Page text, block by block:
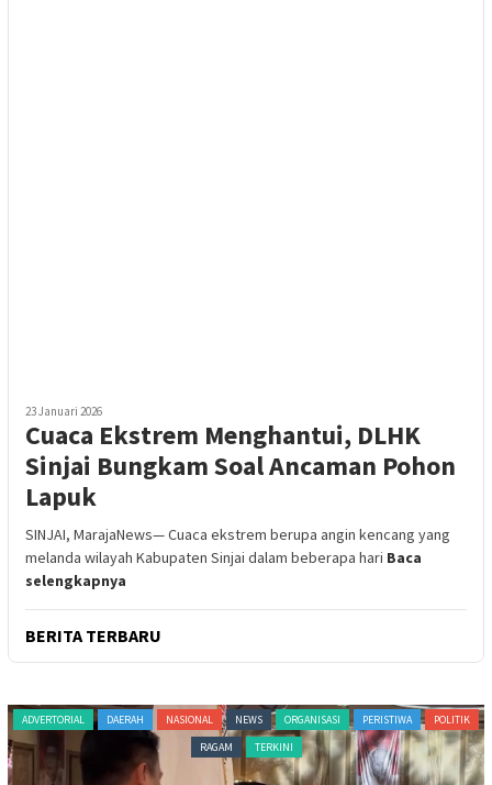
23 Januari 2026
Cuaca Ekstrem Menghantui, DLHK
Sinjai Bungkam Soal Ancaman Pohon
Lapuk
SINJAI, MarajaNews— Cuaca ekstrem berupa angin kencang yang
melanda wilayah Kabupaten Sinjai dalam beberapa hari Baca
selengkapnya
BERITA TERBARU
ADVERTORIAL DAERAH NASIONAL NEWS ORGANISASI PERISTIWA
POLITIK
RAGAM
TERKINI